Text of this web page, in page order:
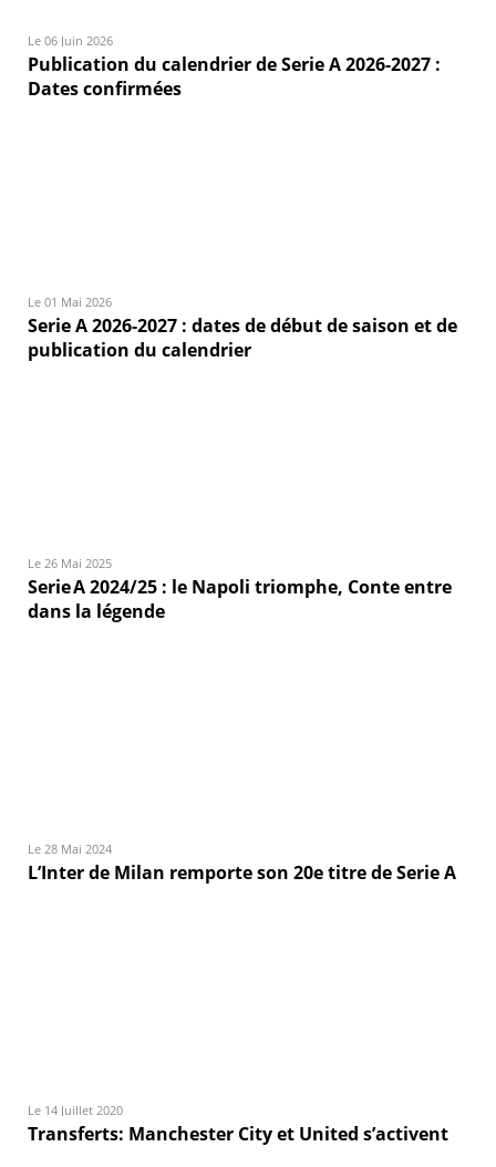
Le 06 Juin 2026
Publication du calendrier de Serie A 2026-2027 :
Dates confirmées
Le 01 Mai 2026
Serie A 2026-2027 : dates de début de saison et de
publication du calendrier
Le 26 Mai 2025
Serie A 2024/25 : le Napoli triomphe, Conte entre
dans la légende
Le 28 Mai 2024
L’Inter de Milan remporte son 20e titre de Serie A
Le 14 Juillet 2020
Transferts: Manchester City et United s’activent